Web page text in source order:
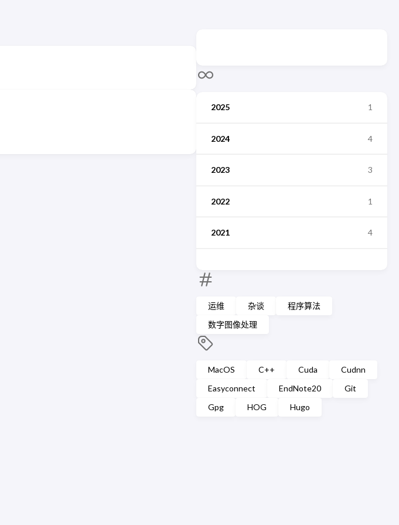
2025 1
2024 4
2023 3
2022 1
2021 4
运维 杂谈
程序算法
数字图像处理
MacOS C++ Cuda
Cudnn
Easyconnect
EndNote20
Git
Gpg
HOG Hugo